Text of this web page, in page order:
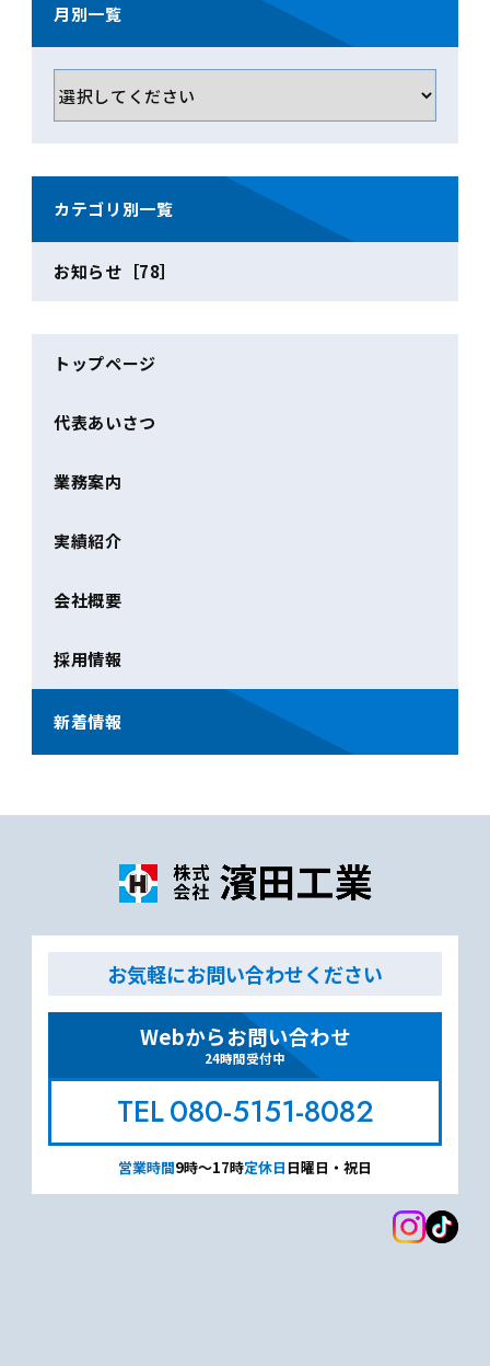
月別一覧
カテゴリ別一覧
お知らせ［78］
トップページ
代表あいさつ
業務案内
実績紹介
会社概要
採用情報
新着情報
お気軽にお問い合わせください
Webからお問い合わせ
24時間受付中
080-5151-8082
営業時間9時～17時定休日 日曜日・祝日